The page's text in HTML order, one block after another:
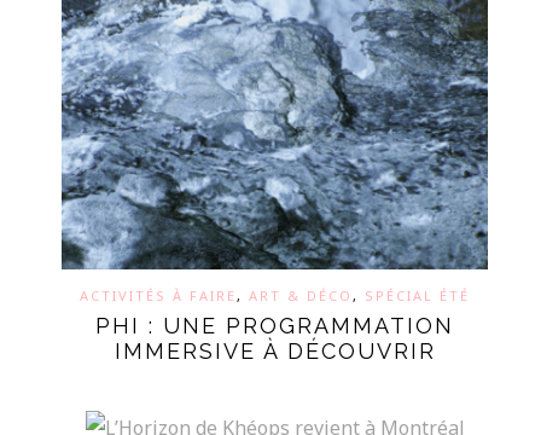
ACTIVITÉS À FAIRE ,ART & DÉCO , SPÉCIAL ÉTÉ
PHI : UNE PROGRAMMATION
IMMERSIVE À DÉCOUVRIR